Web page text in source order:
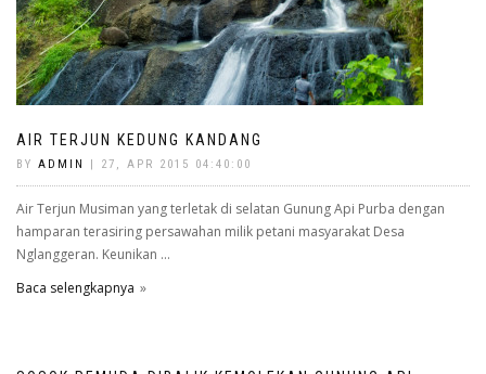
AIR TERJUN KEDUNG KANDANG
BY ADMIN | 27, APR 2015 04:40:00
Air Terjun Musiman yang terletak di selatan Gunung Api Purba dengan
hamparan terasiring persawahan milik petani masyarakat Desa
Nglanggeran. Keunikan ...
Baca selengkapnya